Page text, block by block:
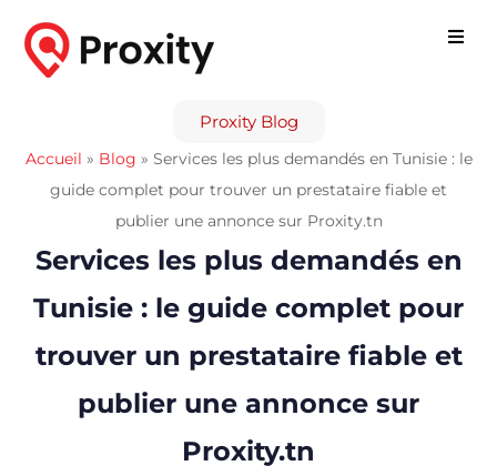
Proxity Blog
Accueil » Blog » Services les plus demandés en Tunisie : le
guide complet pour trouver un prestataire fiable et
publier une annonce sur Proxity.tn
Services les plus demandés en
Tunisie : le guide complet pour
trouver un prestataire fiable et
publier une annonce sur
Proxity.tn